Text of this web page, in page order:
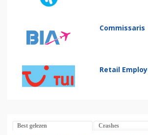
Commissaris
Retail
Best gelezen Crashes